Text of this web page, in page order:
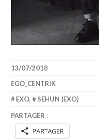
13/07/2018
EGO_CENTRIK
EXO, SEHUN (EXO)
PARTAGER :
PARTAGER